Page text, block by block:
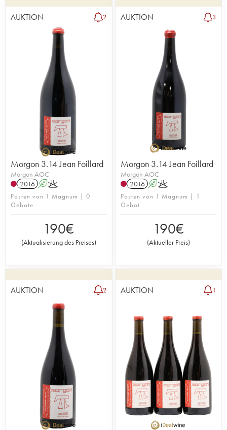
AUKTION 2
Morgon 3.14 Jean Foillard
Morgon AOC
2016 AK
Posten von 1 Magnum | 0
Gebote
190€
(Aktualisierung des Preises)
AUKTION 3
Morgon 3.14 Jean Foillard
Morgon AOC
2016 AK
Posten von 1 Magnum | 1
Gebot
190€
(Aktueller Preis)
AUKTION 2 AUKTION 1